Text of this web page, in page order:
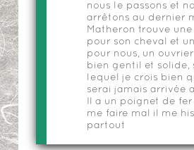
nous le passons et
arrêtons au dernier
Matheron trouve
pour son cheval et
pour nous, un
bien gentil et solide,
lequel je crois bien
serai jamais arrivée
Il a un poignet de fer
me faire mal il me
partout